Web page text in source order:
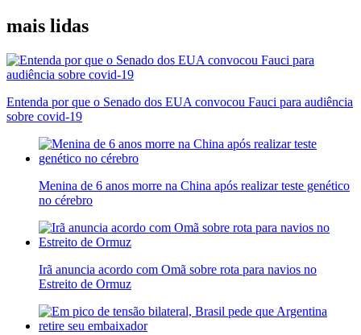
mais lidas
Entenda por que o Senado dos EUA convocou Fauci para audiência
sobre covid-19
Menina de 6 anos morre na China após realizar teste genético
no cérebro
Irã anuncia acordo com Omã sobre rota para navios no
Estreito de Ormuz